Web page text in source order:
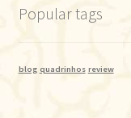
Popular tags
blog quadrinhos review